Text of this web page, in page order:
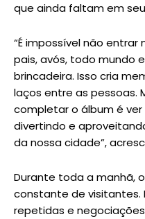
que ainda faltam em
“É impossível não entrar
pais, avós, todo mundo
brincadeira. Isso cria
laços entre as pessoas.
completar o álbum é
divertindo e
da nossa cidade”,
Durante toda a manhã,
constante de visitantes.
repetidas e